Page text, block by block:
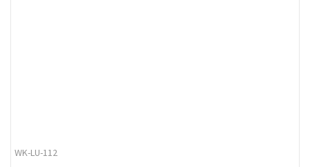
WK-LU-112